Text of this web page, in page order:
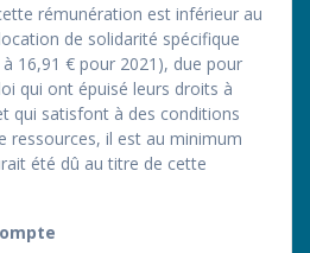
rémunération est inférieur au
de solidarité spécifique
16,91 € pour 2021), due pour
qui ont épuisé leurs droits à
qui satisfont à des conditions
ressources, il est au minimum
été dû au titre de cette